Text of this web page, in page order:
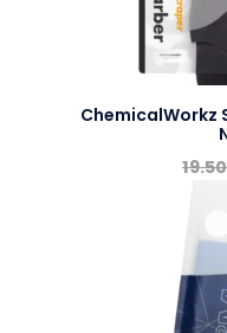
ChemicalWorkz